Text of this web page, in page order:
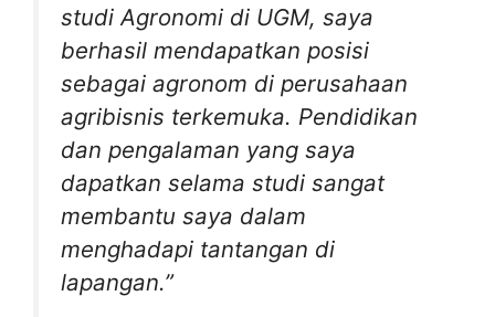
studi Agronomi di UGM, saya
berhasil mendapatkan posisi
sebagai agronom di perusahaan
agribisnis terkemuka. Pendidikan
dan pengalaman yang saya
dapatkan selama studi sangat
membantu saya dalam
menghadapi tantangan di
lapangan.”